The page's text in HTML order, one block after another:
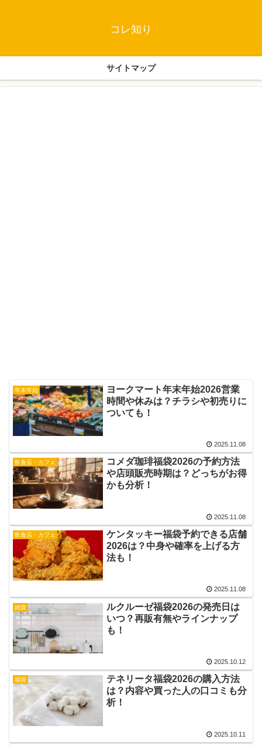
コレ知り
サイトマップ
年末年始
ヨークマート年末年始2026営業
時間や休みは？チラシや初売りに
ついても！
2025.11.08
飲食店・カフェ
コメダ珈琲福袋2026の予約方法
や店頭販売時期は？どっちがお得
かも分析！
2025.11.08
飲食店・カフェ
ケンタッキー福袋予約できる店舗
2026は？中身や確率を上げる方
法も！
2025.11.08
雑貨
ルクルーゼ福袋2026の発売日は
いつ？再販有無やラインナップ
も！
2025.10.12
福袋
テネリータ福袋2026の購入方法
は？内容や買った人の口コミも分
析！
2025.10.11